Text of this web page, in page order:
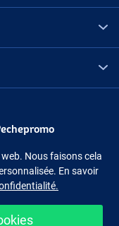
Instagram
Nous faisons cela
En savoir